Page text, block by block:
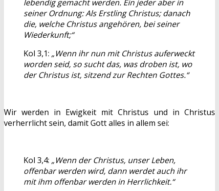
lebendig gemacht werden. Ein jeder aber in
seiner Ordnung: Als Erstling Christus; danach
die, welche Christus angehören, bei seiner
Wiederkunft;“
Kol 3,1: „Wenn ihr nun mit Christus auferweckt
worden seid, so sucht das, was droben ist, wo
der Christus ist, sitzend zur Rechten Gottes.“
Wir werden in Ewigkeit mit Christus und in Christus
verherrlicht sein, damit Gott alles in allem sei:
Kol 3,4: „Wenn der Christus, unser Leben,
offenbar werden wird, dann werdet auch ihr
mit ihm offenbar werden in Herrlichkeit.“